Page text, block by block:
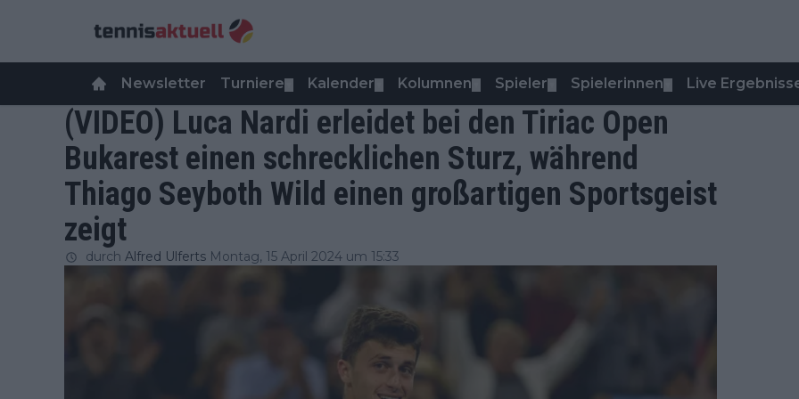
Newsletter Turniere Kalender Kolumnen Spieler Spielerinnen Live
(VIDEO) Luca Nardi erleidet bei den Tiriac Open
Bukarest einen schrecklichen Sturz, während
Thiago Seyboth Wild einen großartigen Sportsgeist
zeigt
durch Alfred Ulferts Montag, 15 April 2024 um 15:33